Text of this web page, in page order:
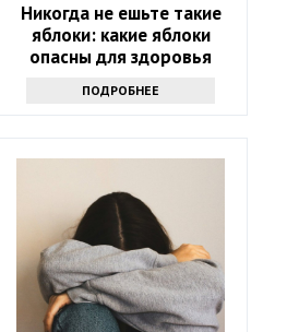
Никогда не ешьте такие
яблоки: какие яблоки
опасны для здоровья
ПОДРОБНЕЕ